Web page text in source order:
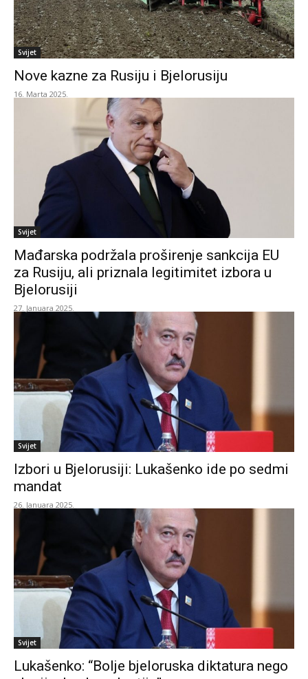
Svijet
Nove kazne za Rusiju i Bjelorusiju
16. Marta 2025.
Svijet
Mađarska podržala proširenje sankcija EU
za Rusiju, ali priznala legitimitet izbora u
Bjelorusiji
27. Januara 2025.
Svijet
Izbori u Bjelorusiji: Lukašenko ide po sedmi
mandat
26. Januara 2025.
Svijet
Lukašenko: “Bolje bjeloruska diktatura nego